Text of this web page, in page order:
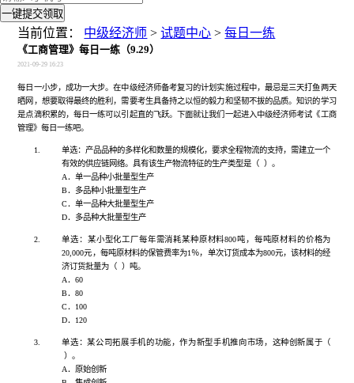
一键提交领取
当前位置： 中级经济师 >试题中心 >每日一练
《工商管理》每日一练（9.29）
2021-09-29 16:23
每日一小步，成功一大步。在中级经济师备考复习的计划实施过程中，最忌是三天打鱼两天
晒网，想要取得最终的胜利，需要考生具备持之以恒的毅力和坚韧不拔的品质。知识的学习
是点滴积累的，每日一练可以引起直的飞跃。下面就让我们一起进入中级经济师考试《工商
管理》每日一练吧。
1.
单选：产品品种的多样化和数量的规模化，要求全程物流的支持，需建立一个
有效的供应链网络。具有该生产物流特征的生产类型是（ ）。
A．单一品种小批量型生产
B．多品种小批量型生产
C．单一品种大批量型生产
D．多品种大批量型生产
2. 单选：某小型化工厂每年需消耗某种原材料800吨，每吨原材料的价格为
20,000元，每吨原材料的保管费率为1％，单次订货成本为800元，该材料的经
济订货批量为（ ）吨。
A．60
B．80
C．100
D．120
3.
单选：某公司拓展手机的功能，作为新型手机推向市场，这种创新属于（
）。
A．原始创新